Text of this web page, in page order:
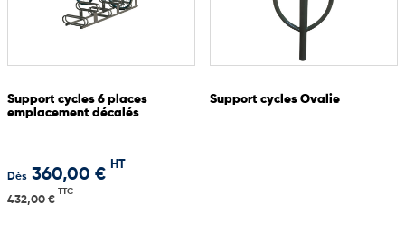
les usagers et les deux-roues tout en s’intégrant
harmonieusement dans différents environnements.
Protection efficace contre les intempéries
Capacité adaptée aux besoins simples ou doubles
Matériaux résistants et durables
Support cycles 6 places
emplacement décalés
Dès 360,00 €
HT
432,00 €
TTC
Support cycles Ovalie